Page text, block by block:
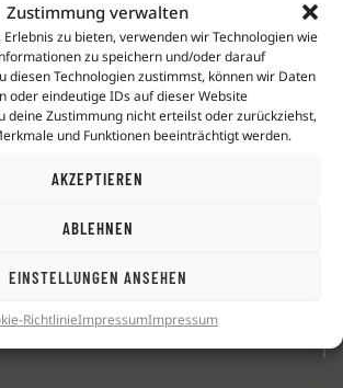
Zustimmung verwalten
zu bieten, verwenden wir Technologien wie
zu speichern und/oder darauf
diesen Technologien zustimmst, können wir Daten
oder eindeutige IDs auf dieser Website
deine Zustimmung nicht erteilst oder zurückziehst,
und Funktionen beeinträchtigt werden.
AKZEPTIEREN
ABLEHNEN
EINSTELLUNGEN ANSEHEN
RichtlinieImpressumImpressum
ANMELDEN
-beim-lernen GmbH
30
beim-lernen.de